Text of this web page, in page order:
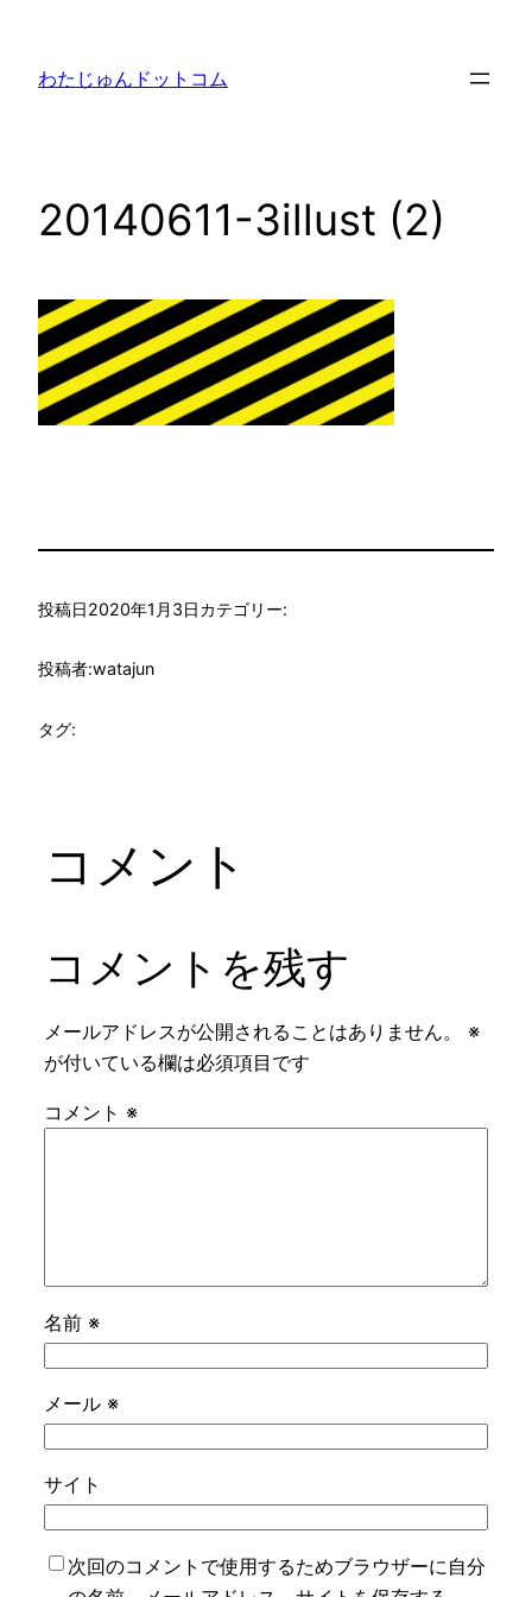
わたじゅんドットコム
20140611-3illust (2)
投稿日2020年1月3日カテゴリー:
投稿者:watajun
タグ:
コメント
コメントを残す
メールアドレスが公開されることはありません。
※
が付いている欄は必須項目です
コメント ※
名前 ※
メール ※
サイト
次回のコメントで使用するためブラウザーに自分